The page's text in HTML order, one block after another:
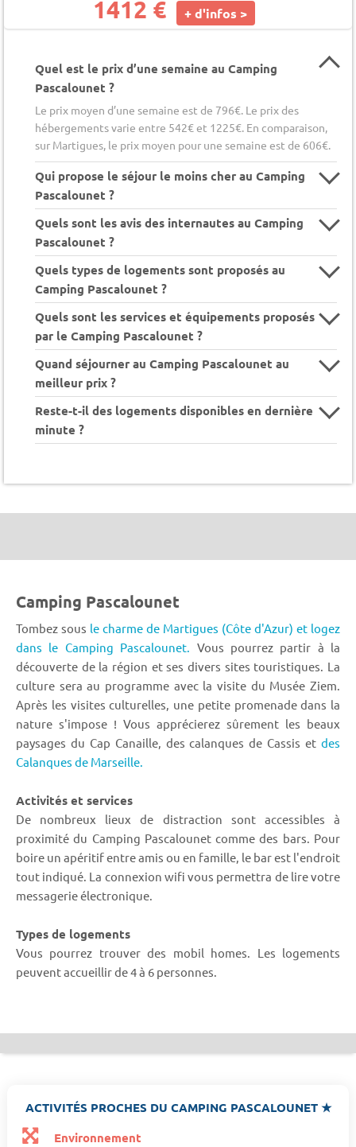
1412 € + d'infos >
Quel est le prix d’une semaine au Camping
Pascalounet ?
Le prix moyen d’une semaine est de 796€. Le prix des
hébergements varie entre 542€ et 1225€. En comparaison,
sur Martigues, le prix moyen pour une semaine est de 606€.
Qui propose le séjour le moins cher au Camping
Pascalounet ?
Quels sont les avis des internautes au Camping
Pascalounet ?
Quels types de logements sont proposés au
Camping Pascalounet ?
Quels sont les services et équipements proposés
par le Camping Pascalounet ?
Quand séjourner au Camping Pascalounet au
meilleur prix ?
Reste-t-il des logements disponibles en dernière
minute ?
Camping Pascalounet
Tombez sous le charme de Martigues (Côte d'Azur) et logez
dans le Camping Pascalounet.
Vous pourrez partir à la
découverte de la région et ses divers sites touristiques. La
culture sera au programme avec la visite du Musée Ziem.
Après les visites culturelles, une petite promenade dans la
nature s'impose ! Vous apprécierez sûrement les beaux
paysages du Cap Canaille, des calanques de Cassis et des
Calanques de Marseille.
Activités et services
De nombreux lieux de distraction sont accessibles à
proximité du Camping Pascalounet comme des bars. Pour
boire un apéritif entre amis ou en famille, le bar est l'endroit
tout indiqué. La connexion wifi vous permettra de lire votre
messagerie électronique.
Types de logements
Vous pourrez trouver des mobil homes. Les logements
peuvent accueillir de 4 à 6 personnes.
ACTIVITÉS PROCHES DU CAMPING PASCALOUNET ★
Environnement